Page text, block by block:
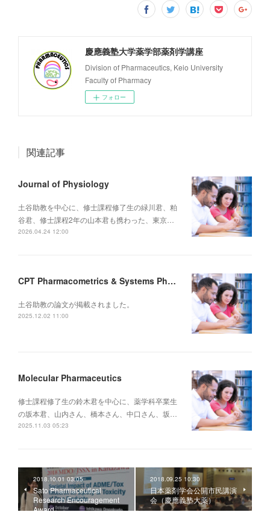
慶應義塾大学薬学部薬剤学講座
Division of Pharmaceutics, Keio University
Faculty of Pharmacy
フォロー
関連記事
Journal of Physiology
土谷助教を中心に、修士課程修了生の緑川君、粕
谷君、修士課程2年の山本君も携わった、東京…
2026.04.24 12:00
CPT Pharmacometrics & Systems Pharmacology
土谷助教の論文が掲載されました。
2025.12.02 11:00
Molecular Pharmaceutics
修士課程修了生の鈴木君を中心に、薬学科卒業生
の坂本君、山内さん、橋本さん、中口さん、坂…
2025.11.03 05:23
2018.10.01 03:05
Sato Pharmaceutical
Research Encouragement
Award
2018.09.25 10:30
日本薬剤学会公開市民講演
会（慶應義塾大薬）